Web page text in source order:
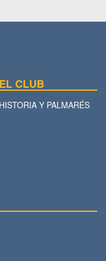
EL CLUB
HISTORIA Y PALMARÉS